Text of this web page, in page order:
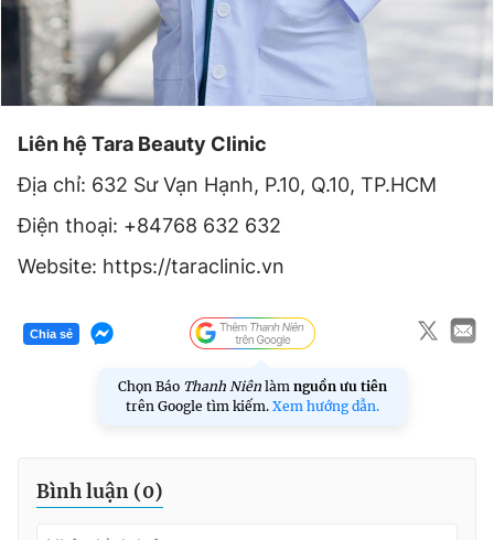
Liên hệ Tara Beauty Clinic
Địa chỉ: 632 Sư Vạn Hạnh, P.10, Q.10, TP.HCM
Điện thoại: +84768 632 632
Website: https://taraclinic.vn
Chia sẻ
Chọn Báo Thanh Niên làm nguồn ưu tiên
trên Google tìm kiếm. Xem hướng dẫn.
Bình luận (0)